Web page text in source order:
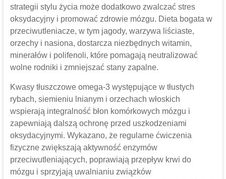
strategii stylu życia może dodatkowo zwalczać stres
oksydacyjny i promować zdrowie mózgu. Dieta bogata w
przeciwutleniacze, w tym jagody, warzywa liściaste,
orzechy i nasiona, dostarcza niezbędnych witamin,
minerałów i polifenoli, które pomagają neutralizować
wolne rodniki i zmniejszać stany zapalne.
Kwasy tłuszczowe omega-3 występujące w tłustych
rybach, siemieniu lnianym i orzechach włoskich
wspierają integralność błon komórkowych mózgu i
zapewniają dalszą ochronę przed uszkodzeniami
oksydacyjnymi. Wykazano, że regularne ćwiczenia
fizyczne zwiększają aktywność enzymów
przeciwutleniających, poprawiają przepływ krwi do
mózgu i sprzyjają uwalnianiu związków